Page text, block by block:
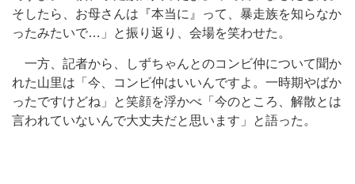
そしたら、お母さんは『本当に』って、暴走族を知らなか
ったみたいで…」と振り返り、会場を笑わせた。
一方、記者から、しずちゃんとのコンビ仲について聞か
れた山里は「今、コンビ仲はいいんですよ。一時期やばか
ったですけどね」と笑顔を浮かべ「今のところ、解散とは
言われていないんで大丈夫だと思います」と語った。